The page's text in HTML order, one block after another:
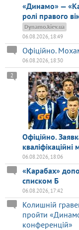
«Динамо» —
ролі правого
Dynamo.kiev.ua
06.08.2026, 18:49
Офіційно.
06.08.2026, 18:30
Офіційно.
кваліфікаційні
2
06.08.2026, 18:06
«Карабах»
списком Б
06.08.2026, 17:42
Колишній
пройти
конференцій»